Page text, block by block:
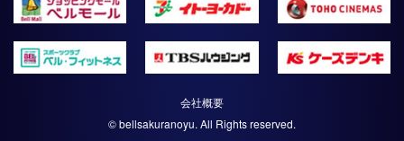
会社概要
© bellsakuranoyu. All Rights reserved.